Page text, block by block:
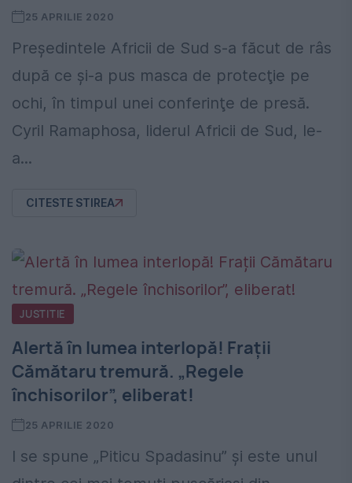
25 APRILIE 2020
Preşedintele Africii de Sud s-a făcut de râs
după ce și-a pus masca de protecţie pe
ochi, în timpul unei conferinţe de presă.
Cyril Ramaphosa, liderul Africii de Sud, le-
a...
CITESTE STIREA
JUSTITIE
Alertă în lumea interlopă! Frații
Cămătaru tremură. „Regele
închisorilor”, eliberat!
25 APRILIE 2020
I se spune „Piticu Spadasinu” și este unul